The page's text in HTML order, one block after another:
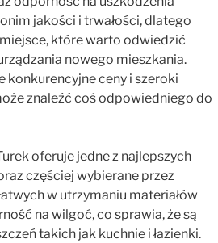
jakości i trwałości, dlatego
które warto odwiedzić
nowego mieszkania.
konkurencyjne ceny i szeroki
znaleźć coś odpowiedniego do
oferuje jedne z najlepszych
częściej wybierane przez
w utrzymaniu materiałów
na wilgoć, co sprawia, że są
takich jak kuchnie i łazienki.